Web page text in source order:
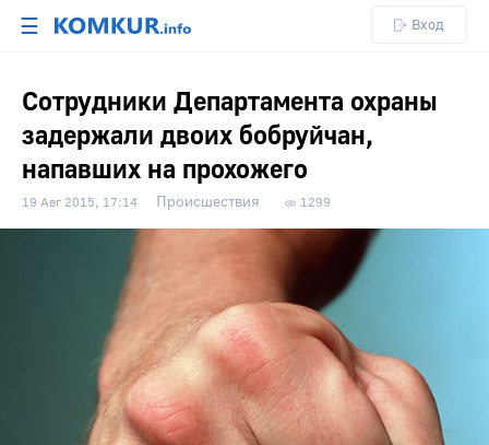
☰ Вход
Сотрудники Департамента охраны
задержали двоих бобруйчан,
напавших на прохожего
19 Авг 2015, 17:14 Происшествия 1299